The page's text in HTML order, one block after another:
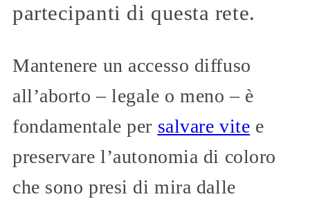
partecipanti di questa rete.
Mantenere un accesso diffuso
all’aborto – legale o meno – è
fondamentale per salvare vite e
preservare l’autonomia di coloro
che sono presi di mira dalle